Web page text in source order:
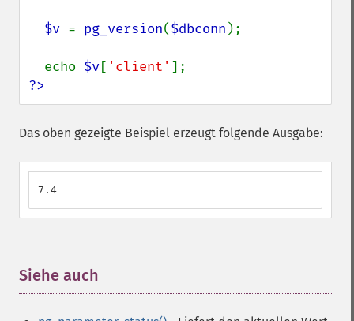
$v = pg_version($dbconn );
  echo
$v[ 'client'
?>
Das oben gezeigte Beispiel erzeugt folgende Ausgabe:
7.4
Siehe auch